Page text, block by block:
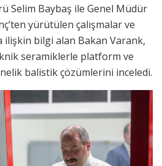
Selim Baybaş ile Genel Müdür
yürütülen çalışmalar ve
ilişkin bilgi alan Bakan Varank,
seramiklerle platform ve
balistik çözümlerini inceledi.